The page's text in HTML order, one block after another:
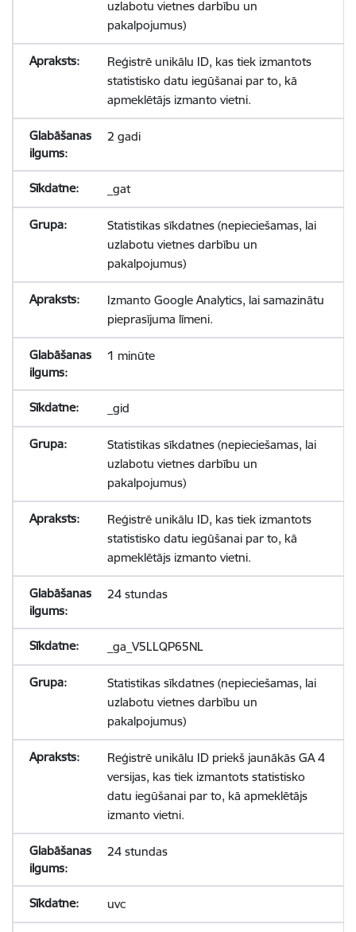
uzlabotu vietnes darbību un
pakalpojumus)
Reģistrē unikālu ID, kas tiek izmantots
statistisko datu iegūšanai par to, kā
apmeklētājs izmanto vietni.
2 gadi
_gat
Statistikas sīkdatnes (nepieciešamas, lai
uzlabotu vietnes darbību un
pakalpojumus)
Izmanto Google Analytics, lai samazinātu
pieprasījuma līmeni.
1 minūte
_gid
Statistikas sīkdatnes (nepieciešamas, lai
uzlabotu vietnes darbību un
pakalpojumus)
Reģistrē unikālu ID, kas tiek izmantots
statistisko datu iegūšanai par to, kā
apmeklētājs izmanto vietni.
24 stundas
_ga_V5LLQP65NL
Statistikas sīkdatnes (nepieciešamas, lai
uzlabotu vietnes darbību un
pakalpojumus)
Reģistrē unikālu ID priekš jaunākās GA 4
versijas, kas tiek izmantots statistisko
datu iegūšanai par to, kā apmeklētājs
izmanto vietni.
24 stundas
uvc